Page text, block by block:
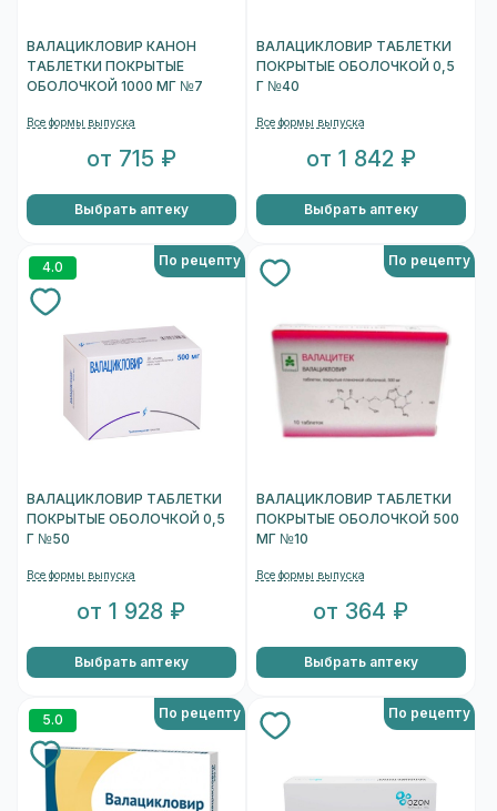
ВАЛАЦИКЛОВИР КАНОН
ТАБЛЕТКИ ПОКРЫТЫЕ
ОБОЛОЧКОЙ 1000 МГ №7
Все формы выпуска
от 715 ₽
Выбрать аптеку
ВАЛАЦИКЛОВИР ТАБЛЕТКИ
ПОКРЫТЫЕ ОБОЛОЧКОЙ 0,5
Г №40
Все формы выпуска
от 1 842 ₽
Выбрать аптеку
4.0 По рецепту
ВАЛАЦИКЛОВИР ТАБЛЕТКИ
ПОКРЫТЫЕ ОБОЛОЧКОЙ 0,5
Г №50
Все формы выпуска
от 1 928 ₽
Выбрать аптеку
По рецепту
ВАЛАЦИКЛОВИР ТАБЛЕТКИ
ПОКРЫТЫЕ ОБОЛОЧКОЙ 500
МГ №10
Все формы выпуска
от 364 ₽
Выбрать аптеку
5.0 По рецепту По рецепту